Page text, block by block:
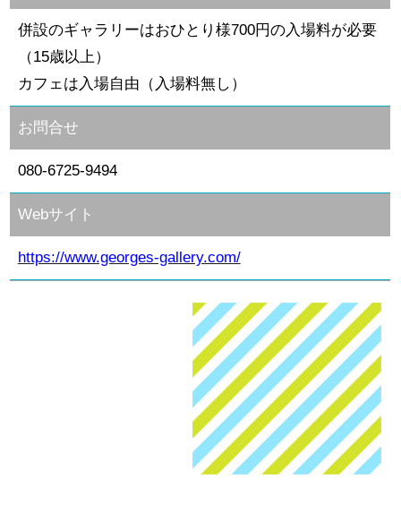
併設のギャラリーはおひとり様700円の入場料が必要
（15歳以上）
カフェは入場自由（入場料無し）
お問合せ
080-6725-9494
Webサイト
https://www.georges-gallery.com/